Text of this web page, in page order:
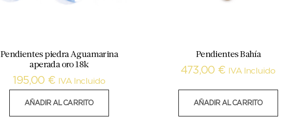
Pendientes piedra Aguamarina
aperada oro 18k
195,00 € IVA Incluido
AÑADIR AL CARRITO
Pendientes Bahía
473,00 € IVA Incluido
AÑADIR AL CARRITO